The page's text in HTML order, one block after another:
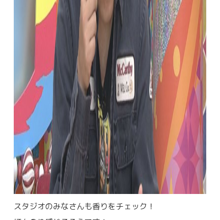
スタジオのみなさんも香りをチェック！